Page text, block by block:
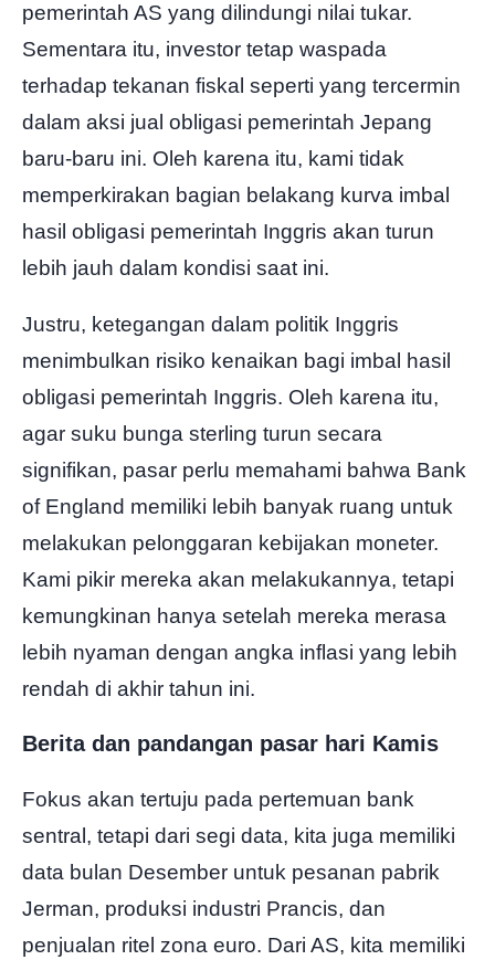
pemerintah AS yang dilindungi nilai tukar.
Sementara itu, investor tetap waspada
terhadap tekanan fiskal seperti yang tercermin
dalam aksi jual obligasi pemerintah Jepang
baru-baru ini. Oleh karena itu, kami tidak
memperkirakan bagian belakang kurva imbal
hasil obligasi pemerintah Inggris akan turun
lebih jauh dalam kondisi saat ini.
Justru, ketegangan dalam politik Inggris
menimbulkan risiko kenaikan bagi imbal hasil
obligasi pemerintah Inggris. Oleh karena itu,
agar suku bunga sterling turun secara
signifikan, pasar perlu memahami bahwa Bank
of England memiliki lebih banyak ruang untuk
melakukan pelonggaran kebijakan moneter.
Kami pikir mereka akan melakukannya, tetapi
kemungkinan hanya setelah mereka merasa
lebih nyaman dengan angka inflasi yang lebih
rendah di akhir tahun ini.
Berita dan pandangan pasar hari Kamis
Fokus akan tertuju pada pertemuan bank
sentral, tetapi dari segi data, kita juga memiliki
data bulan Desember untuk pesanan pabrik
Jerman, produksi industri Prancis, dan
penjualan ritel zona euro. Dari AS, kita memiliki